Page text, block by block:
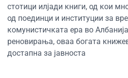
стотици илјади книги, од кои
од поединци и институции за
комунистичката ера во
реновирања, оваа богата
достапна за јавноста